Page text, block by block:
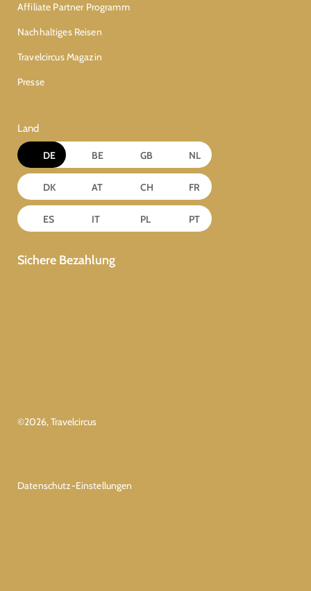
Affiliate Partner Programm
Nachhaltiges Reisen
Travelcircus Magazin
Presse
Land
DE BE GB NL
DK AT CH FR
ES IT PL PT
Sichere Bezahlung
©2026, Travelcircus
Datenschutz-Einstellungen